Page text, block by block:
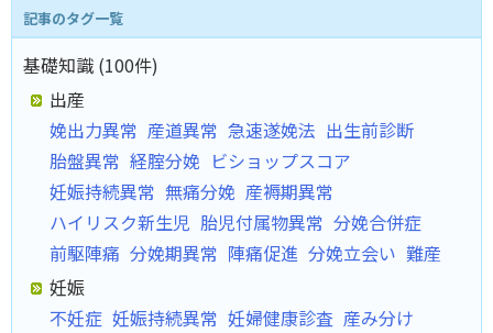
記事のタグ一覧
基礎知識 (100件)
出産
娩出力異常 産道異常 急速遂娩法 出生前診断
胎盤異常 経腟分娩 ビショップスコア
妊娠持続異常 無痛分娩 産褥期異常
ハイリスク新生児 胎児付属物異常 分娩合併症
前駆陣痛 分娩期異常 陣痛促進 分娩立会い 難産
妊娠
不妊症 妊娠持続異常 妊婦健康診査 産み分け